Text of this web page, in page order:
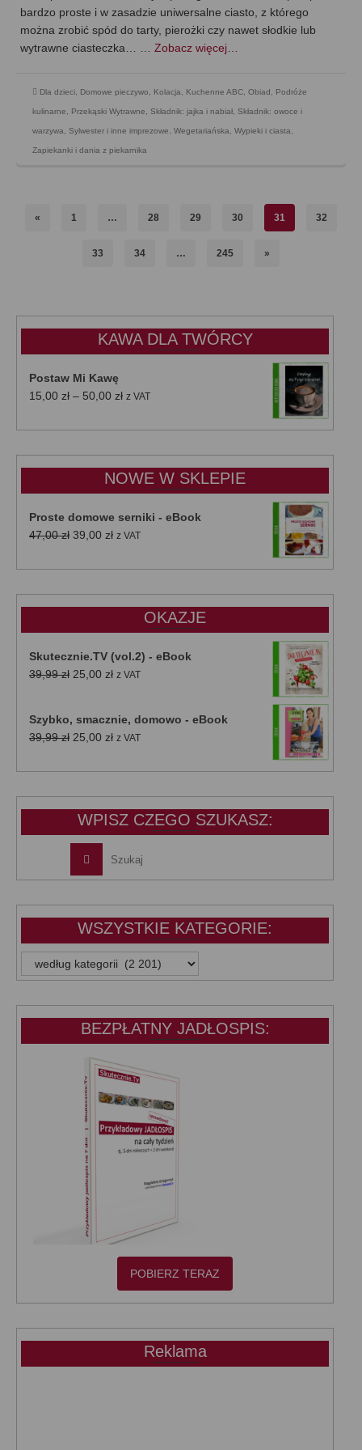
bardzo proste i w zasadzie uniwersalne ciasto, z którego
można zrobić spód do tarty, pierożki czy nawet słodkie lub
wytrawne ciasteczka… … Zobacz więcej…
Dla dzieci Domowe pieczywo Kolacja Kuchenne ABC Obiad Podróże
kulinarne Przekąski Wytrawne Składnik: jajka i nabiał Składnik: owoce i
warzywa Sylwester i inne imprezowe Wegetariańska Wypieki i ciasta
Zapiekanki i dania z piekarnika
« 1 … 28 29 30 31 32
33 34 … 245 »
KAWA DLA TWÓRCY
Postaw Mi Kawę
15,00 zł – 50,00 złZakres
od
do
50,00 zł
z VAT
NOWE W SKLEPIE
Proste domowe serniki - eBook
47,00zł Pierwotna
wynosiła:
39,00 złAktualna
wynosi:
z VAT
OKAZJE
Skutecznie.TV (vol.2) - eBook
39,99zł Pierwotna
39,99 zł.
25,00 złAktualna
25,00 zł.
z VAT
Szybko, smacznie, domowo - eBook
39,99zł Pierwotna
wynosiła:
25,00 złAktualna
wynosi:
z VAT
WPISZ CZEGO SZUKASZ:
WSZYSTKIE KATEGORIE:
WSZYSTKIE
KATEGORIE:
BEZPŁATNY JADŁOSPIS:
POBIERZ TERAZ
Reklama